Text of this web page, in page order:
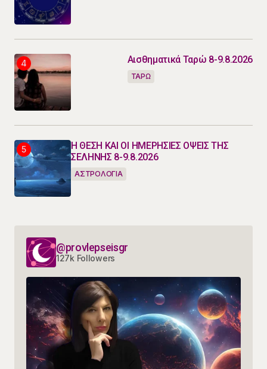
Αισθηματικά Ταρώ 8-9.8.2026
ΤΑΡΩ
Η ΘΕΣΗ ΚΑΙ ΟΙ ΗΜΕΡΗΣΙΕΣ ΟΨΕΙΣ ΤΗΣ
ΣΕΛΗΝΗΣ 8-9.8.2026
ΑΣΤΡΟΛΟΓΙΑ
@provlepseisgr
127k Followers